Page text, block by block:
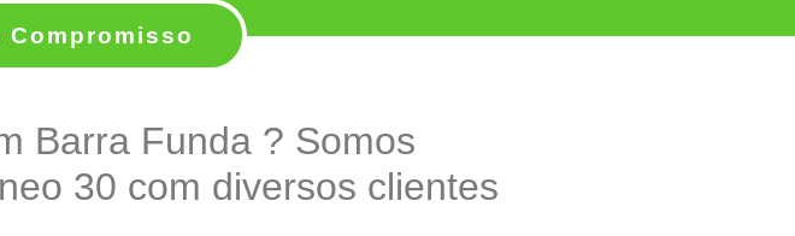
Compromisso
Barra Funda ? Somos
30 com diversos clientes